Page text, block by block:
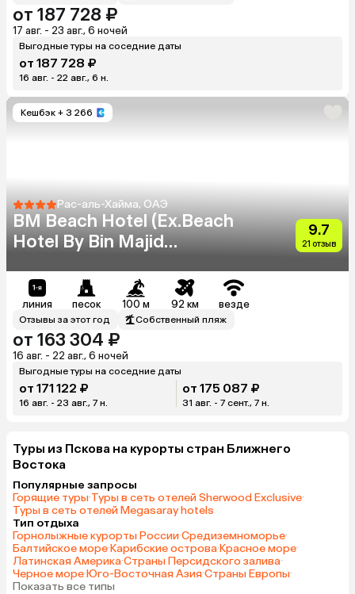
от 187 728 ₽
17 авг. - 23 авг., 6 ночей
Выгодные туры на соседние даты
от 187 728 ₽
16 авг. - 22 авг., 6 н.
Кешбэк + 3 266
Рас-аль-Хайма, ОАЭ
BM Beach Hotel (Ex.Beach
Hotel By Bin Majid
9.7
21 отзыв
линия песок 100 м 92 км везде
Отзывы за этот год Собственный пляж
от 163 304 ₽
16 авг. - 22 авг., 6 ночей
Выгодные туры на соседние даты
от 171 122 ₽
16 авг. - 23 авг., 7 н.
от 175 087 ₽
31 авг. - 7 сент., 7 н.
Туры из Пскова на курорты стран Ближнего
Востока
Популярные запросы
Горящие туры·Туры в сеть отелей Sherwood Exclusive·
Туры в сеть отелей Megasaray hotels
Тип отдыха
Горнолыжные курорты России·Средиземноморье·
Балтийское море·Карибские острова·Красное море·
Латинская Америка·Страны Персидского залива·
Черное море·Юго-Восточная Азия·Страны Европы·
Показать все типы